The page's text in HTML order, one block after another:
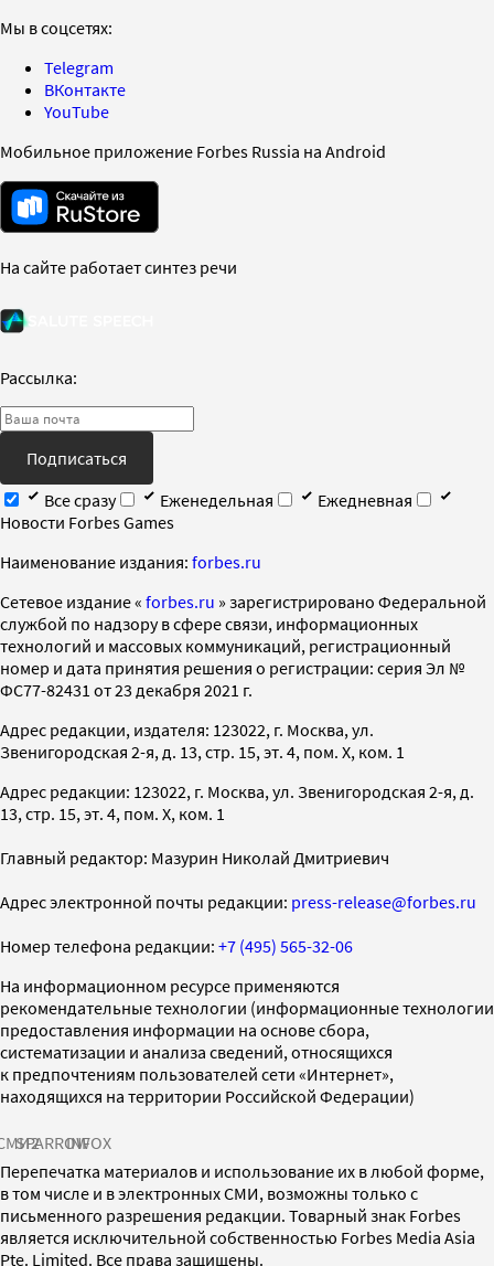
Мы в соцсетях:
Telegram
ВКонтакте
YouTube
Мобильное приложение Forbes Russia на Android
На сайте работает синтез речи
Рассылка:
Подписаться
Все сразу
Еженедельная
Ежедневная
Новости Forbes Games
Наименование издания: forbes.ru
Cетевое издание « forbes.ru » зарегистрировано Федеральной
службой по надзору в сфере связи, информационных
технологий и массовых коммуникаций, регистрационный
номер и дата принятия решения о регистрации: серия Эл №
ФС77-82431 от 23 декабря 2021 г.
Адрес редакции, издателя: 123022, г. Москва, ул.
Звенигородская 2-я, д. 13, стр. 15, эт. 4, пом. X, ком. 1
Адрес редакции: 123022, г. Москва, ул. Звенигородская 2-я, д.
13, стр. 15, эт. 4, пом. X, ком. 1
Главный редактор: Мазурин Николай Дмитриевич
Адрес электронной почты редакции: press-release@forbes.ru
Номер телефона редакции: +7 (495) 565-32-06
На информационном ресурсе применяются
рекомендательные технологии (информационные технологии
предоставления информации на основе сбора,
систематизации и анализа сведений, относящихся
к предпочтениям пользователей сети «Интернет»,
находящихся на территории Российской Федерации)
SPARROWINFOX
Перепечатка материалов и использование их в любой форме,
в том числе и в электронных СМИ, возможны только с
письменного разрешения редакции. Товарный знак Forbes
является исключительной собственностью Forbes Media Asia
Pte. Limited. Все права защищены.